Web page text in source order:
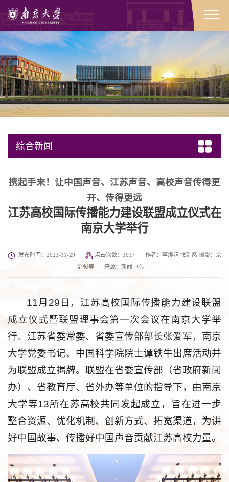
综合新闻
携起手来！让中国声音、江苏声音、高校声音传得更
开、传得更远
江苏高校国际传播能力建设联盟成立仪式在
南京大学举行
发布时间：2023-11-29 点击次数： 3037
作者：李烨婧 张浩然 摄影：佘
治骏等
来源：新闻中心
11月29日，江苏高校国际传播能力建设联盟
成立仪式暨联盟理事会第一次会议在南京大学举
行。江苏省委常委、省委宣传部部长张爱军，南京
大学党委书记、中国科学院院士谭铁牛出席活动并
为联盟成立揭牌。联盟在省委宣传部（省政府新闻
办）、省教育厅、省外办等单位的指导下，由南京
大学等13所在苏高校共同发起成立，旨在进一步
整合资源、优化机制、创新方式、拓宽渠道，为讲
好中国故事、传播好中国声音贡献江苏高校力量。